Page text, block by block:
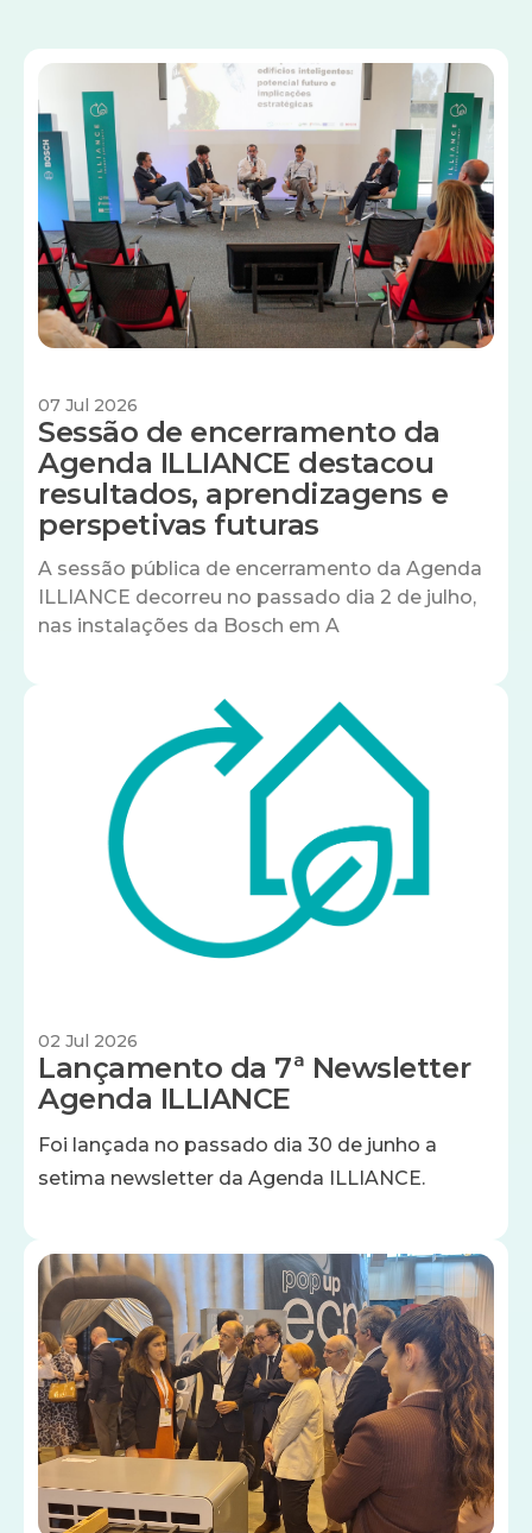
07 Jul 2026
Sessão de encerramento da
Agenda ILLIANCE destacou
resultados, aprendizagens e
perspetivas futuras
A sessão pública de encerramento da Agenda
ILLIANCE decorreu no passado dia 2 de julho,
nas instalações da Bosch em A
02 Jul 2026
Lançamento da 7ª Newsletter
Agenda ILLIANCE
Foi lançada no passado dia 30 de junho a
setima newsletter da Agenda ILLIANCE.
Imagem